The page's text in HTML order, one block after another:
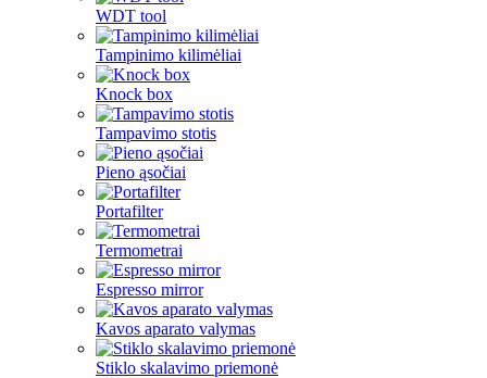
WDT tool
Tampinimo kilimėliai
Knock box
Tampavimo stotis
Pieno ąsočiai
Portafilter
Termometrai
Espresso mirror
Kavos aparato valymas
Stiklo skalavimo priemonė